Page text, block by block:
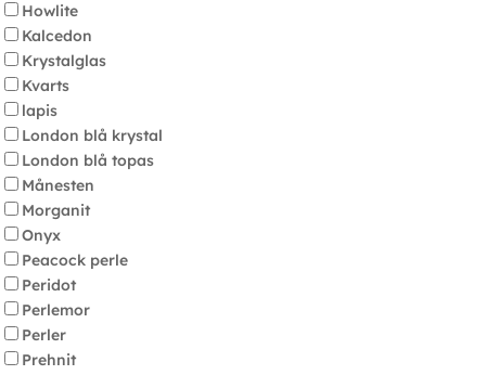
Howlite
Kalcedon
Krystalglas
Kvarts
lapis
London blå krystal
London blå topas
Månesten
Morganit
Onyx
Peacock perle
Peridot
Perlemor
Perler
Prehnit